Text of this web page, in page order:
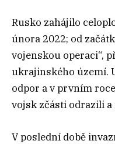
Rusko zahájilo
února 2022; od
vojenskou operaci“,
ukrajinského území.
odpor a v prvním
vojsk zčásti odrazili
V poslední době